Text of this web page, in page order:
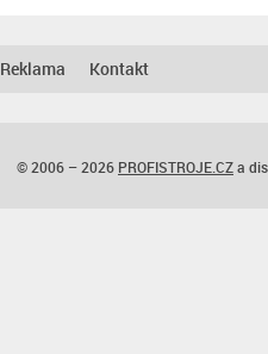
Reklama Kontakt
© 2006 – 2026 PROFISTROJE.CZa